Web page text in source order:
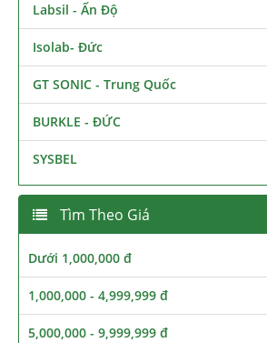
Labsil - Ấn Độ
Isolab- Đức
GT SONIC - Trung Quốc
BURKLE - ĐỨC
SYSBEL
Tìm Theo Giá
Dưới 1,000,000 đ
1,000,000 - 4,999,999 đ
5,000,000 - 9,999,999 đ